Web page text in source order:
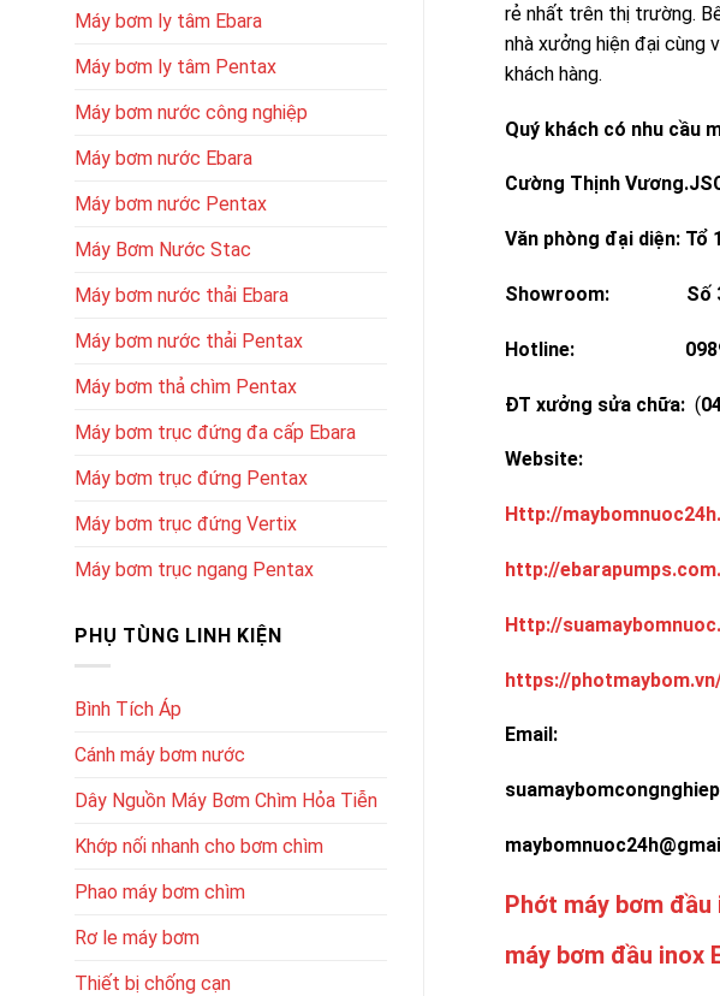
Máy bơm ly tâm Ebara
Máy bơm ly tâm Pentax
Máy bơm nước công nghiệp
Máy bơm nước Ebara
Máy bơm nước Pentax
Máy Bơm Nước Stac
Máy bơm nước thải Ebara
Máy bơm nước thải Pentax
Máy bơm thả chìm Pentax
Máy bơm trục đứng đa cấp Ebara
Máy bơm trục đứng Pentax
Máy bơm trục đứng Vertix
Máy bơm trục ngang Pentax
PHỤ TÙNG LINH KIỆN
Bình Tích Áp
Cánh máy bơm nước
Dây Nguồn Máy Bơm Chìm Hỏa Tiễn
Khớp nối nhanh cho bơm chìm
Phao máy bơm chìm
Rơ le máy bơm
Thiết bị chống cạn
rẻ nhất trên thị trường.
nhà xưởng hiện đại
khách hàng.
Quý khách có nhu cầu
Cường Thịnh
Văn phòng đại diện: Tổ
Showroom: Số 30
Hotline:
ĐT xưởng sửa chữa:(
Website:
Http://
http://
Http://
https://
Email:
Phớt máy bơm đầu
máy bơm đầu inox